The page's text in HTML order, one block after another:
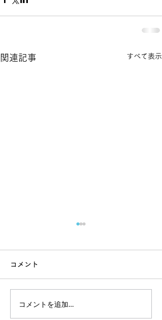
関連記事 すべて表示
インド渡航前｜ヨガ体験
コメント
コメントを追加…